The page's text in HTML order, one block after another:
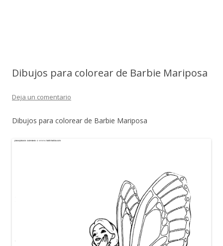
Dibujos para colorear de Barbie Mariposa
Deja un comentario
Dibujos para colorear de Barbie Mariposa